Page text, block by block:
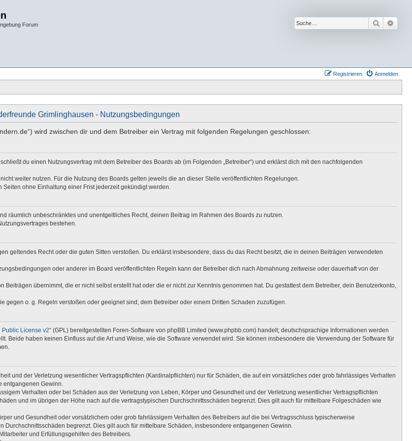
Forum Suche
Anmelden
Registrieren
Grimlinghausen - Nutzungsbedingungen
wird zwischen dir und dem Betreiber ein Vertrag mit folgenden Regelungen geschlossen:
du einen Nutzungsvertrag mit dem Betreiber des Boards ab (im Folgenden „Betreiber“) und erklärst dich mit den nachfolgenden
weiter nutzen. Für die Nutzung des Boards gelten jeweils die an dieser Stelle veröffentlichten Regelungen.
ohne Einhaltung einer Frist jederzeit gekündigt werden.
räumlich unbeschränktes und unentgeltliches Recht, deinen Beitrag im Rahmen des Boards zu nutzen.
bestehen.
geltendes Recht oder die guten Sitten verstoßen. Du erklärst insbesondere, dass du das Recht besitzt, die in deinen Beiträgen verwendeten
oder anderer im Board veröffentlichten Regeln kann der Betreiber dich nach Abmahnung zeitweise oder dauerhaft von der
übernimmt, die er nicht selbst erstellt hat oder die er nicht zur Kenntnis genommen hat. Du gestattest dem Betreiber, dein Benutzerkonto,
o. g. Regeln verstoßen oder geeignet sind, dem Betreiber oder einem Dritten Schaden zuzufügen.
Public License v2“ (GPL) bereitgestellten Foren-Software von phpBB Limited (www.phpbb.com) handelt; deutschsprachige Informationen werden
Beide haben keinen Einfluss auf die Art und Weise, wie die Software verwendet wird. Sie können insbesondere die Verwendung der Software für
und der Verletzung wesentlicher Vertragspflichten (Kardinalpflichten) nur für Schäden, die auf ein vorsätzliches oder grob fahrlässiges Verhalten
Gewinn.
Verhalten oder bei Schäden aus der Verletzung von Leben, Körper und Gesundheit und der Verletzung wesentlicher Vertragspflichten
und im übrigen der Höhe nach auf die vertragstypischen Durchschnittsschäden begrenzt. Dies gilt auch für mittelbare Folgeschäden wie
und Gesundheit oder vorsätzlichem oder grob fahrlässigem Verhalten des Betreibers auf die bei Vertragsschluss typischerweise
begrenzt. Dies gilt auch für mittelbare Schäden, insbesondere entgangenen Gewinn.
und Erfüllungsgehilfen des Betreibers.